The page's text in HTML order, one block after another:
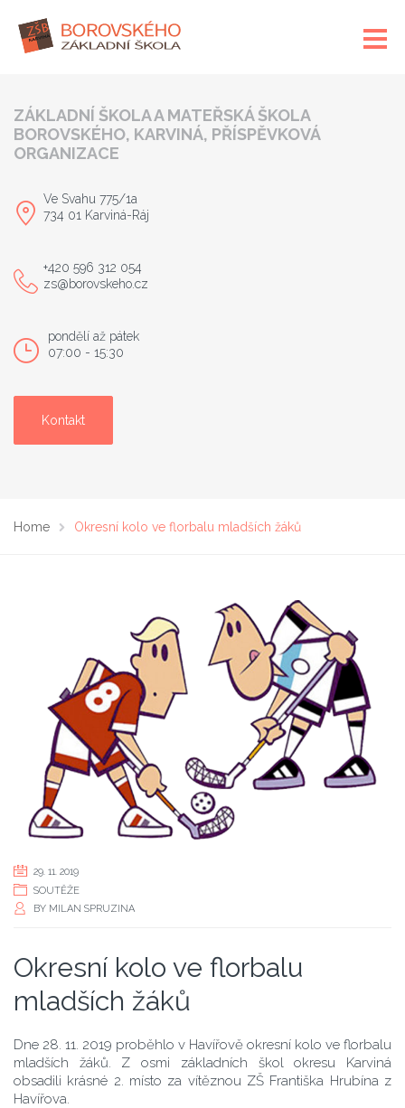
ZÁKLADNÍ ŠKOLA A MATEŘSKÁ ŠKOLA
BOROVSKÉHO, KARVINÁ, PŘÍSPĚVKOVÁ
ORGANIZACE
Ve Svahu 775/1a
734 01 Karviná-Ráj
+420 596 312 054
zs@borovskeho.cz
pondělí až pátek
07:00 - 15:30
Kontakt
Home Okresní kolo ve florbalu mladších žáků
29. 11. 2019
SOUTĚŽE
BY MILAN SPRUZINA
Okresní kolo ve florbalu
mladších žáků
Dne 28. 11. 2019 proběhlo v Havířově okresní kolo ve florbalu
mladších žáků. Z osmi základních škol okresu Karviná
obsadili krásné 2. místo za vítěznou ZŠ Františka Hrubína z
Havířova.